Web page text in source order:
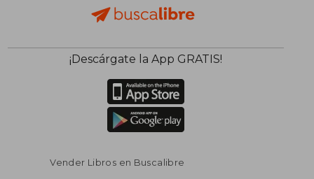
$ 100.472
$ 50.236
¡Descárgate la App GRATIS!
Vender Libros en Buscalibre